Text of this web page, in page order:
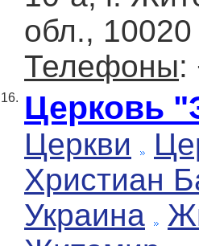
обл., 10020
Телефоны:
16. Церковь
Церкви
Христиан
Украина